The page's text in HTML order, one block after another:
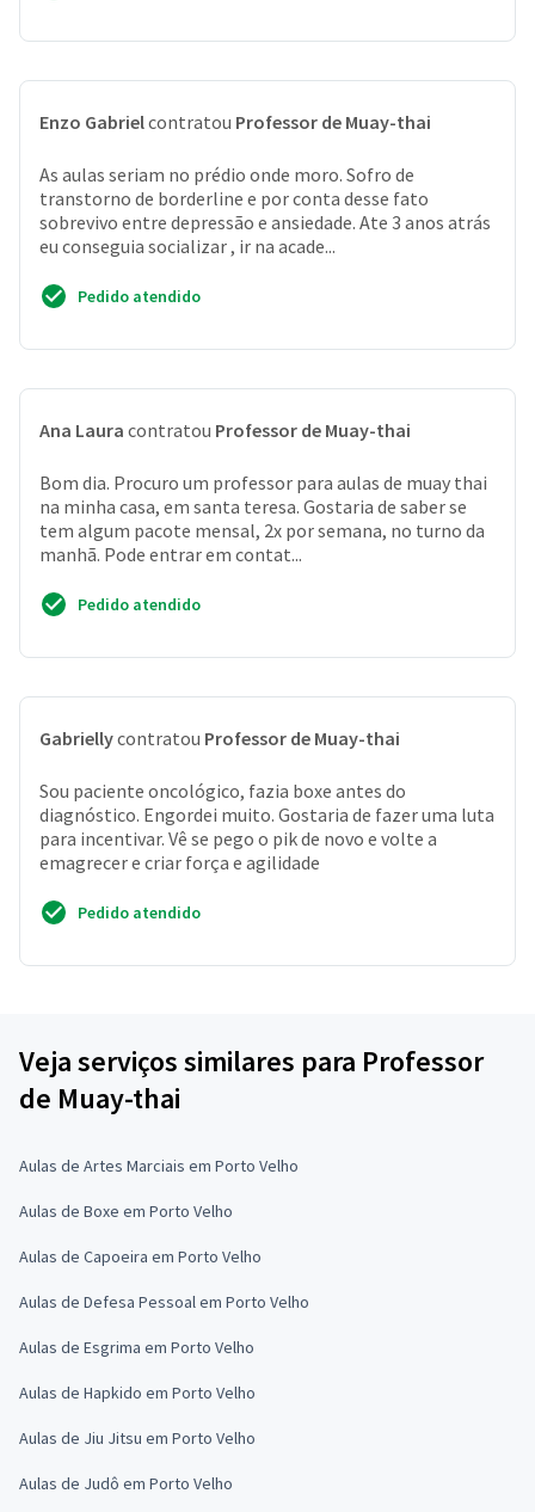
Enzo Gabrielcontratou Professor de Muay-thai
As aulas seriam no prédio onde moro. Sofro de
transtorno de borderline e por conta desse fato
sobrevivo entre depressão e ansiedade. Ate 3 anos atrás
eu conseguia socializar , ir na acade...
Pedido atendido
Ana Laura contratou Professor de Muay-thai
Bom dia. Procuro um professor para aulas de muay thai
na minha casa, em santa teresa. Gostaria de saber se
tem algum pacote mensal, 2x por semana, no turno da
manhã. Pode entrar em contat...
Pedido atendido
Gabriellycontratou Professor de Muay-thai
Sou paciente oncológico, fazia boxe antes do
diagnóstico. Engordei muito. Gostaria de fazer uma luta
para incentivar. Vê se pego o pik de novo e volte a
emagrecer e criar força e agilidade
Pedido atendido
Veja serviços similares para Professor
de Muay-thai
Aulas de Artes Marciais em Porto Velho
Aulas de Boxe em Porto Velho
Aulas de Capoeira em Porto Velho
Aulas de Defesa Pessoal em Porto Velho
Aulas de Esgrima em Porto Velho
Aulas de Hapkido em Porto Velho
Aulas de Jiu Jitsu em Porto Velho
Aulas de Judô em Porto Velho